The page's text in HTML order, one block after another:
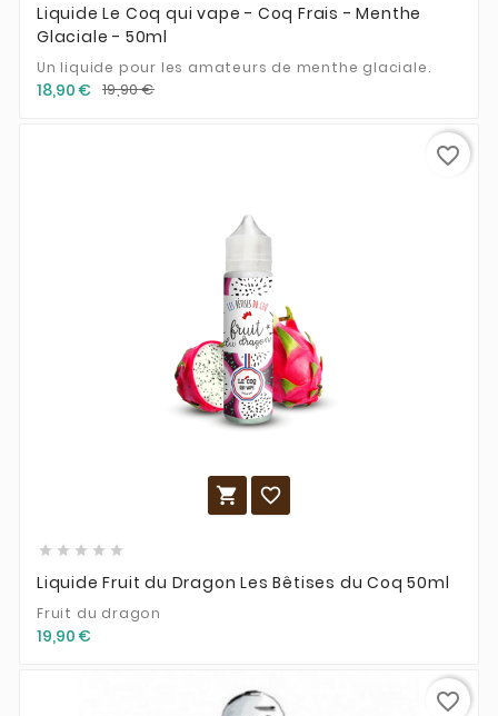
Liquide Le Coq qui vape - Coq Frais - Menthe
Glaciale - 50ml
Un liquide pour les amateurs de menthe glaciale.
18,90 € 19,90 €
 
    
Liquide Fruit du Dragon Les Bêtises du Coq 50ml
Fruit du dragon
19,90 €
favorite_border
favorite_border